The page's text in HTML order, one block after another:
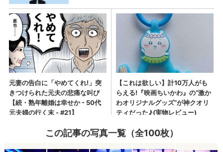
この記事の写真一覧（全100枚）